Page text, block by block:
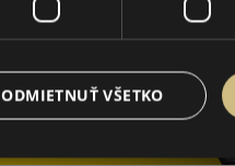
ODMIETNUŤ VŠETKO